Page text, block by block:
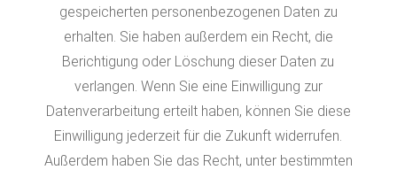
gespeicherten personenbezogenen Daten zu
erhalten. Sie haben außerdem ein Recht, die
Berichtigung oder Löschung dieser Daten zu
verlangen. Wenn Sie eine Einwilligung zur
Datenverarbeitung erteilt haben, können Sie diese
Einwilligung jederzeit für die Zukunft widerrufen.
Außerdem haben Sie das Recht, unter bestimmten